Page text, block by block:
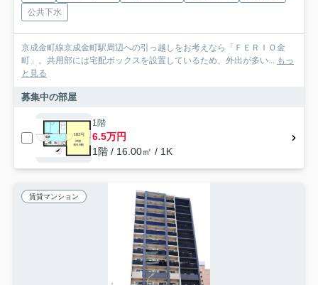
公共下水
京成金町線京成金町駅周辺への引っ越しをお考えなら「ＦＥＲＩＯ金
町」。共用部には宅配ボックスを設置しているため、外出が多い... もっ
と見る
募集中の部屋
1階
6.5万円
1階 / 16.00㎡ / 1K
賃貸マンション